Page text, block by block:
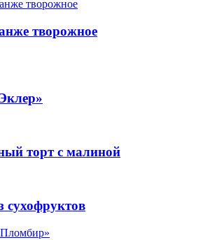
творожное
торт с малиной
сухофруктов